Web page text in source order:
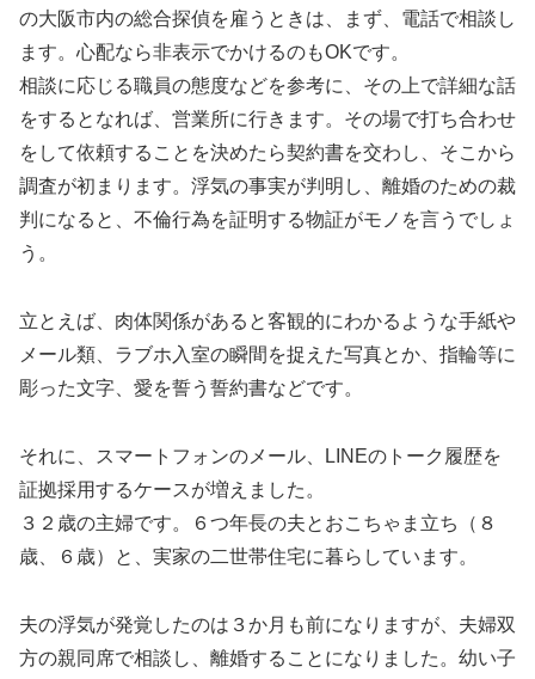
の大阪市内の総合探偵を雇うときは、まず、電話で相談し
ます。心配なら非表示でかけるのもOKです。
相談に応じる職員の態度などを参考に、その上で詳細な話
をするとなれば、営業所に行きます。その場で打ち合わせ
をして依頼することを決めたら契約書を交わし、そこから
調査が初まります。浮気の事実が判明し、離婚のための裁
判になると、不倫行為を証明する物証がモノを言うでしょ
う。
立とえば、肉体関係があると客観的にわかるような手紙や
メール類、ラブホ入室の瞬間を捉えた写真とか、指輪等に
彫った文字、愛を誓う誓約書などです。
それに、スマートフォンのメール、LINEのトーク履歴を
証拠採用するケースが増えました。
３２歳の主婦です。６つ年長の夫とおこちゃま立ち（８
歳、６歳）と、実家の二世帯住宅に暮らしています。
夫の浮気が発覚したのは３か月も前になりますが、夫婦双
方の親同席で相談し、離婚することになりました。幼い子